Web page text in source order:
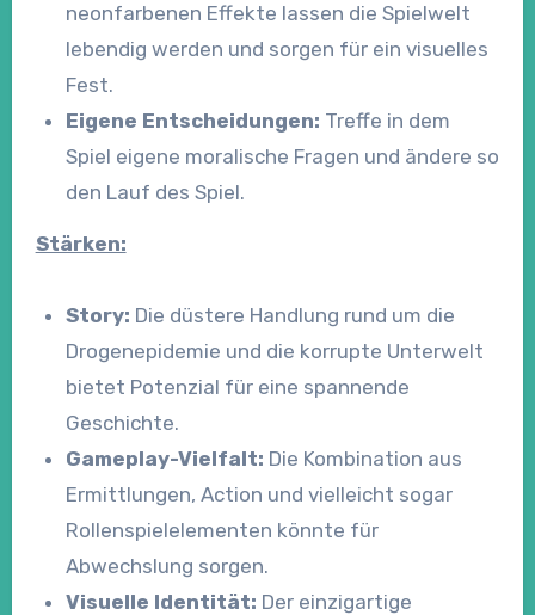
neonfarbenen Effekte lassen die Spielwelt
lebendig werden und sorgen für ein visuelles
Fest.
Eigene Entscheidungen: Treffe in dem
Spiel eigene moralische Fragen und ändere so
den Lauf des Spiel.
Stärken:
Story: Die düstere Handlung rund um die
Drogenepidemie und die korrupte Unterwelt
bietet Potenzial für eine spannende
Geschichte.
Gameplay-Vielfalt: Die Kombination aus
Ermittlungen, Action und vielleicht sogar
Rollenspielelementen könnte für
Abwechslung sorgen.
Visuelle Identität: Der einzigartige